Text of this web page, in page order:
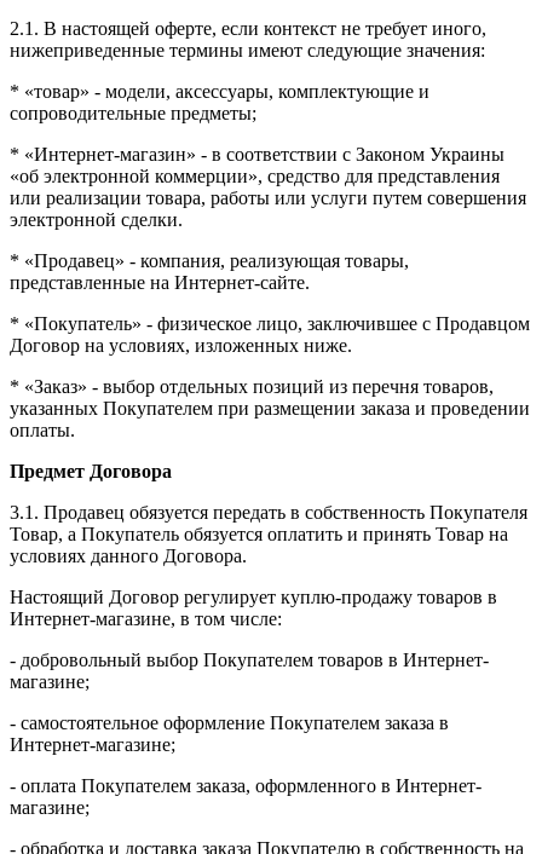
2.1. В настоящей оферте, если контекст не требует иного,
нижеприведенные термины имеют следующие значения:
* «товар» - модели, аксессуары, комплектующие и
сопроводительные предметы;
* «Интернет-магазин» - в соответствии с Законом Украины
«об электронной коммерции», средство для представления
или реализации товара, работы или услуги путем совершения
электронной сделки.
* «Продавец» - компания, реализующая товары,
представленные на Интернет-сайте.
* «Покупатель» - физическое лицо, заключившее с Продавцом
Договор на условиях, изложенных ниже.
* «Заказ» - выбор отдельных позиций из перечня товаров,
указанных Покупателем при размещении заказа и проведении
оплаты.
Предмет Договора
3.1. Продавец обязуется передать в собственность Покупателя
Товар, а Покупатель обязуется оплатить и принять Товар на
условиях данного Договора.
Настоящий Договор регулирует куплю-продажу товаров в
Интернет-магазине, в том числе:
- добровольный выбор Покупателем товаров в Интернет-
магазине;
- самостоятельное оформление Покупателем заказа в
Интернет-магазине;
- оплата Покупателем заказа, оформленного в Интернет-
магазине;
- обработка и доставка заказа Покупателю в собственность на